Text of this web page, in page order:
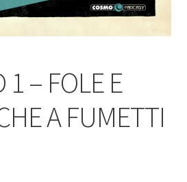
– FOLE E
A FUMETTI